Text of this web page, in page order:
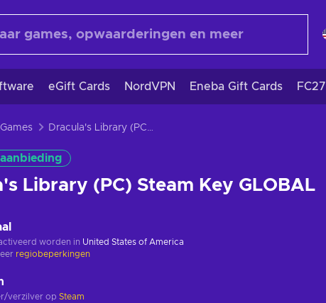
eGift Cards NordVPN Eneba Gift Cards FC27
Dracula's Library (PC) Steam Key GLOBAL
Library (PC) Steam Key GLOBAL
worden in United States of America
regiobeperkingen
verzilver op Steam